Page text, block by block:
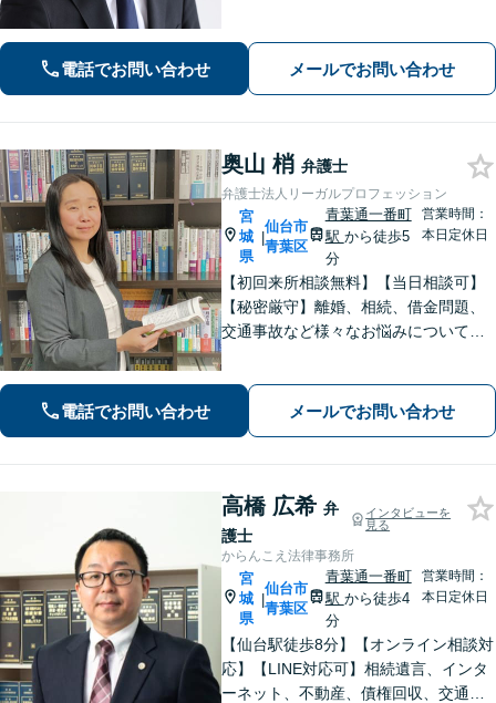
可」多角的な視点で労働問題をサポー
ト【休日夜間相談可】【完全個室対
電話でお問い合わせ メールでお問い合わせ
奥山 梢 弁護士
弁護士法人リーガルプロフェッション
宮
城
県
|
仙台市
青葉区
青葉通一番町
駅 から徒歩5
分
営業時間：
本日定休日
【初回来所相談無料】【当日相談可】
【秘密厳守】離婚、相続、借金問題、
交通事故など様々なお悩みについて、
軽にご相談下さい。
電話でお問い合わせ メールでお問い合わせ
高橋 広希 弁
護士
インタビューを
見る
からんこえ法律事務所
宮
城
県
|
仙台市
青葉区
青葉通一番町
駅 から徒歩4
分
営業時間：
本日定休日
【仙台駅徒歩8分】【オンライン相談対
応】【LINE対応可】相続遺言、インタ
ーネット、不動産、債権回収、交通事